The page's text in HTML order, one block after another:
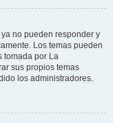
no pueden responder y
Los temas pueden
tomada por La
sus propios temas
los administradores.